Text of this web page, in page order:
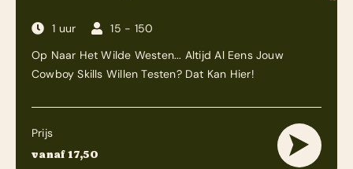
1 uur
15 - 150
Op Naar Het Wilde Westen... Altijd Al Eens Jouw
Cowboy Skills Willen Testen? Dat Kan Hier!
Prijs
vanaf 17,50